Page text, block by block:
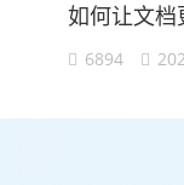
如何让文档
6894